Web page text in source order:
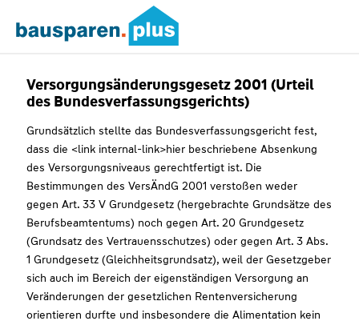
Versorgungsänderungsgesetz 2001 (Urteil
des Bundesverfassungsgerichts)
Grundsätzlich stellte das Bundesverfassungsgericht fest,
dass die <link internal-link>hier beschriebene Absenkung
des Versorgungsniveaus gerechtfertigt ist. Die
Bestimmungen des VersÄndG 2001 verstoßen weder
gegen Art. 33 V Grundgesetz (hergebrachte Grundsätze des
Berufsbeamtentums) noch gegen Art. 20 Grundgesetz
(Grundsatz des Vertrauensschutzes) oder gegen Art. 3 Abs.
1 Grundgesetz (Gleichheitsgrundsatz), weil der Gesetzgeber
sich auch im Bereich der eigenständigen Versorgung an
Veränderungen der gesetzlichen Rentenversicherung
orientieren durfte und insbesondere die Alimentation kein